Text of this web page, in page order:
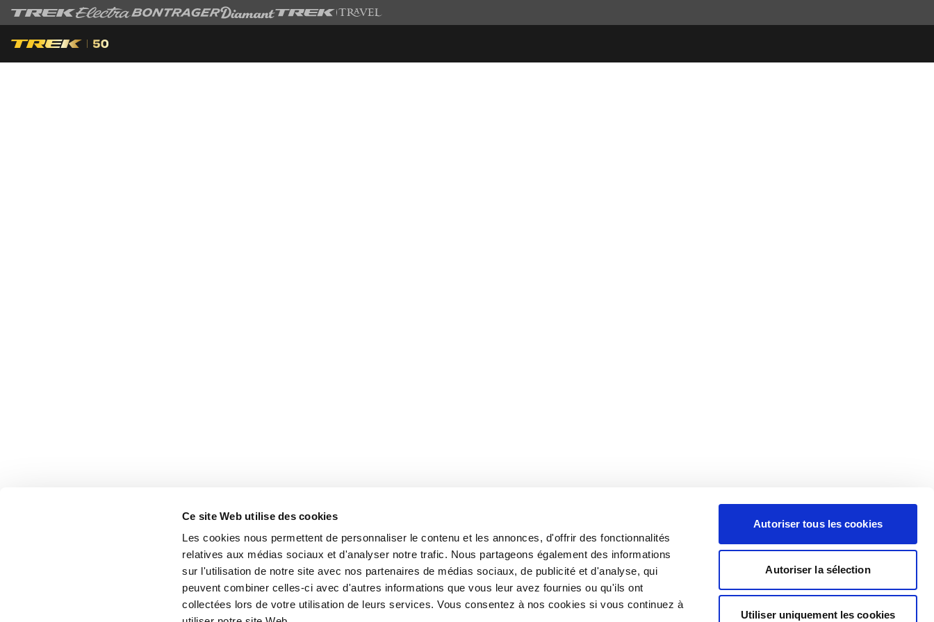
Ce site Web utilise des cookies
Les cookies nous permettent de personnaliser le contenu et les annonces, d'offrir des fonctionnalités
relatives aux médias sociaux et d'analyser notre trafic. Nous partageons également des informations
sur l'utilisation de notre site avec nos partenaires de médias sociaux, de publicité et d'analyse, qui
peuvent combiner celles-ci avec d'autres informations que vous leur avez fournies ou qu'ils ont
collectées lors de votre utilisation de leurs services. Vous consentez à nos cookies si vous continuez à
Autoriser tous les cookies
Autoriser la sélection
Utiliser uniquement les cookies